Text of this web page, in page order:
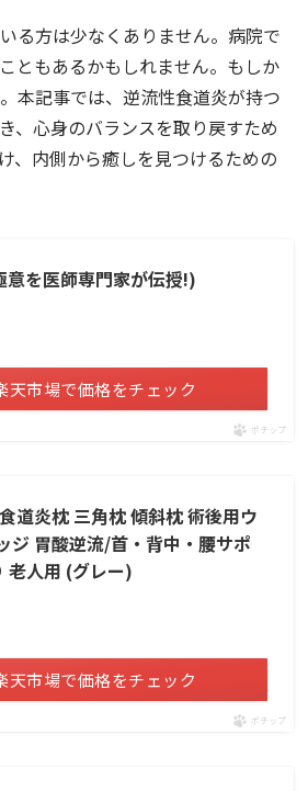
る方は少なくありません。病院で
ともあるかもしれません。もしか
本記事では、逆流性食道炎が持つ
、心身のバランスを取り戻すため
、内側から癒しを見つけるための
を医師専門家が伝授!)
天市場で価格をチェック
ポチップ
道炎枕 三角枕 傾斜枕 術後用ウ
ジ 胃酸逆流/首・背中・腰サポ
老人用 (グレー)
天市場で価格をチェック
ポチップ